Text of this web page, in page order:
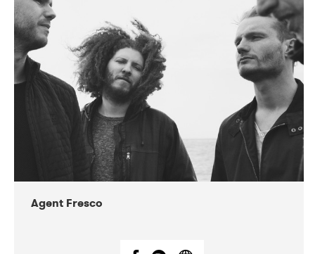
DATE CONCERTS
10-2017 ALICE
Agent Fresco